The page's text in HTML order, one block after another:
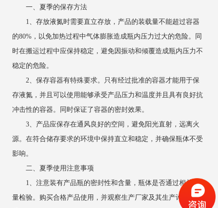
一、夏季的保存方法
1、存放液氮时需要直立存放，产品的装载量不能超过容器
的80%，以免加热过程中气体膨胀造成瓶内压力过大的危险。同
时在搬运过程中应保持稳定，避免因振动和倾覆造成瓶内压力不
稳定的危险。
2、保存容器有特殊要求。只有经过批准的容器才能用于保
存液氮，并且可以使用能够承受产品压力和温度并且具有良好抗
冲击性的容器。同时保证了容器的密封效果。
3、产品应保存在通风良好的空间，避免阳光直射，远离火
源。在符合储存要求的环境中保持直立和稳定，并确保瓶体不受
影响。
二、夏季使用注意事项
1、注意装有产品瓶的密封性和含量，瓶体是否通过相关质
量检验。购买合格产品使用，并观察生产厂家及其生产许可证资